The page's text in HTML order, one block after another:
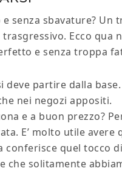
senza sbavature? Un
Ecco qua
e senza troppa
partire dalla
nei negozi appositi.
e a buon prezzo?
E’ molto utile
quel tocco
solitamente